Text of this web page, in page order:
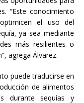
“Este conocimiento
el uso del
ya sea mediante
más resilientes o
agrega Álvarez.
puede traducirse en
de alimentos
durante sequías y